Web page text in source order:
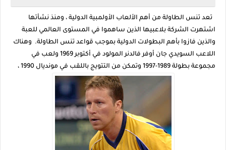
تعد تنس الطاولة من أهم الألعاب الأولمبية الدولية ، ومنذ نشأتها
اشتهرت الشركة بلاعبيها الذين ساهموا في المستوى العالمي للعبة
والذين فازوا بأهم البطولات الدولية بموجب قواعد تنس الطاولة. وهناك
اللاعب السويدي جان أوفر فالدنر المولود في أكتوبر 1969 ولعب في
مجموعة بطولة 1989-1997 وتمكن من التتويج باللقب في مونديال 1990 ،